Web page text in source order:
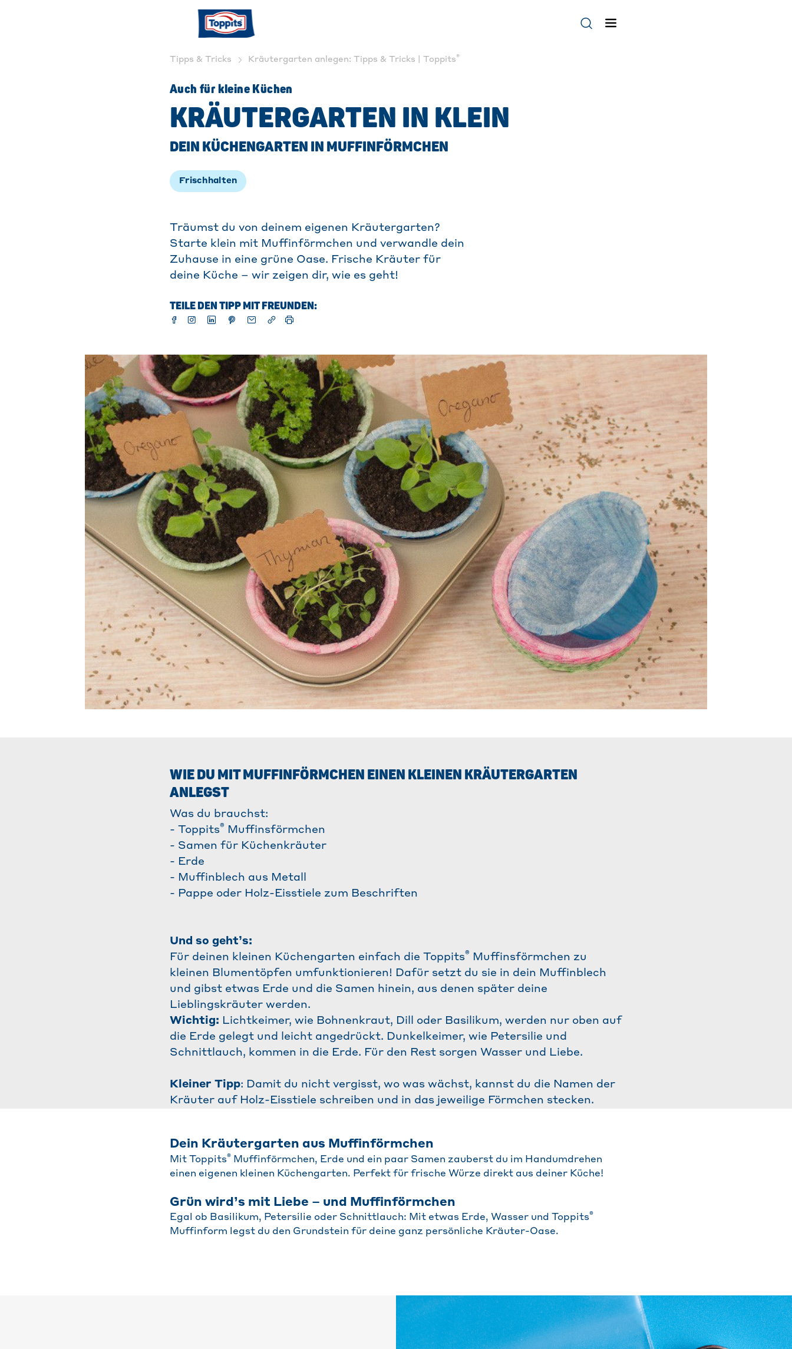
Tipps & Tricks Kräutergarten anlegen: Tipps & Tricks | Toppits®
Auch für kleine Küchen
KRÄUTERGARTEN IN KLEIN
DEIN KÜCHENGARTEN IN MUFFINFÖRMCHEN
Frischhalten
Träumst du von deinem eigenen Kräutergarten?
Starte klein mit Muffinförmchen und verwandle dein
Zuhause in eine grüne Oase. Frische Kräuter für
deine Küche – wir zeigen dir, wie es geht!
TEILE DEN TIPP MIT FREUNDEN:
WIE DU MIT MUFFINFÖRMCHEN EINEN KLEINEN KRÄUTERGARTEN
ANLEGST
Was du brauchst:
- Toppits®
Muffinsförmchen
- Samen für Küchenkräuter
- Erde
- Muffinblech aus Metall
- Pappe oder Holz-Eisstiele zum Beschriften
Und so geht’s:
Für deinen kleinen Küchengarten einfach die Toppits®
Muffinsförmchen zu
kleinen Blumentöpfen umfunktionieren! Dafür setzt du sie in dein Muffinblech
und gibst etwas Erde und die Samen hinein, aus denen später deine
Lieblingskräuter werden.
Wichtig: Lichtkeimer, wie Bohnenkraut, Dill oder Basilikum, werden nur oben auf
die Erde gelegt und leicht angedrückt. Dunkelkeimer, wie Petersilie und
Schnittlauch, kommen in die Erde. Für den Rest sorgen Wasser und Liebe.
Kleiner Tipp: Damit du nicht vergisst, wo was wächst, kannst du die Namen der
Kräuter auf Holz-Eisstiele schreiben und in das jeweilige Förmchen stecken.
Dein Kräutergarten aus Muffinförmchen
Mit Toppits® Muffinförmchen, Erde und ein paar Samen zauberst du im Handumdrehen
einen eigenen kleinen Küchengarten. Perfekt für frische Würze direkt aus deiner Küche!
Grün wird’s mit Liebe – und Muffinförmchen
Egal ob Basilikum, Petersilie oder Schnittlauch: Mit etwas Erde, Wasser und Toppits®
Muffinform legst du den Grundstein für deine ganz persönliche Kräuter-Oase.